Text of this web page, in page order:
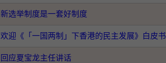
新选举制度是一套好制度
欢迎《「一国两制」下香港的民主发展》白皮书
回应夏宝龙主任讲话